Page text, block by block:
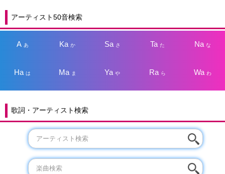
アーティスト50音検索
A あ Kaか Sa さ Taた Na な
Haは Ma ま Yaや Ra ら Wa わ
歌詞・アーティスト検索